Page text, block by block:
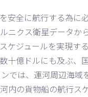
安全に航行する為に
ニクス衛星データか
ケジュールを実現す
十億ドルにも及ぶ、
では、運河周辺海域
内の貨物船の航行ス